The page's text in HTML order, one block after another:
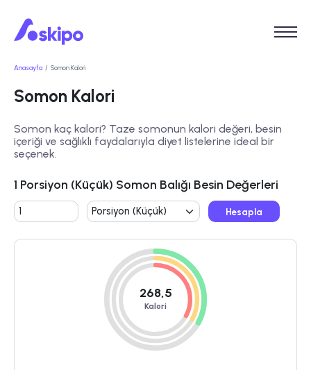
Anasayfa Somon Kalori
Somon Kalori
Somon kaç kalori? Taze somonun kalori değeri, besin
içeriği ve sağlıklı faydalarıyla diyet listelerine ideal bir
seçenek.
1 Porsiyon (Küçük) Somon Balığı Besin Değerleri
Hesapla
268,5
Kalori